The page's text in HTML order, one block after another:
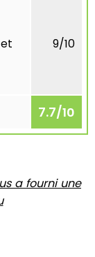
9/10
7.7/10
a fourni une